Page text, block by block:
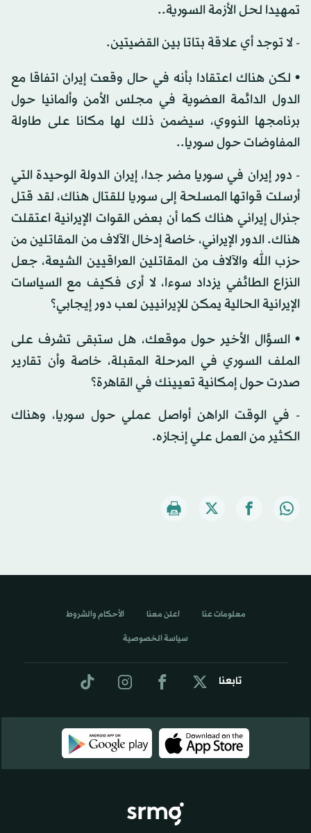
تمهيدا لحل الأزمة السورية..
- لا توجد أي علاقة بتاتا بين القضيتين.
• لكن هناك اعتقادا بأنه في حال وقعت إيران اتفاقا مع
الدول الدائمة العضوية في مجلس الأمن وألمانيا حول
برنامجها النووي، سيضمن ذلك لها مكانا على طاولة
المفاوضات حول سوريا..
- دور إيران في سوريا مضر جدا، إيران الدولة الوحيدة التي
أرسلت قواتها المسلحة إلى سوريا للقتال هناك، لقد قتل
جنرال إيراني هناك كما أن بعض القوات الإيرانية اعتقلت
هناك. الدور الإيراني، خاصة إدخال الآلاف من المقاتلين من
حزب الله والآلاف من المقاتلين العراقيين الشيعة، جعل
النزاع الطائفي يزداد سوءا، لا أرى فكيف مع السياسات
الإيرانية الحالية يمكن للإيرانيين لعب دور إيجابي؟
• السؤال الأخير حول موقعك، هل ستبقى تشرف على
الملف السوري في المرحلة المقبلة، خاصة وأن تقارير
صدرت حول إمكانية تعيينك في القاهرة؟
- في الوقت الراهن أواصل عملي حول سوريا، وهناك
الكثير من العمل علي إنجازه.
تابعنا
معلومات عنا اعلن معنا الأحكام والشروط
سياسة الخصوصية